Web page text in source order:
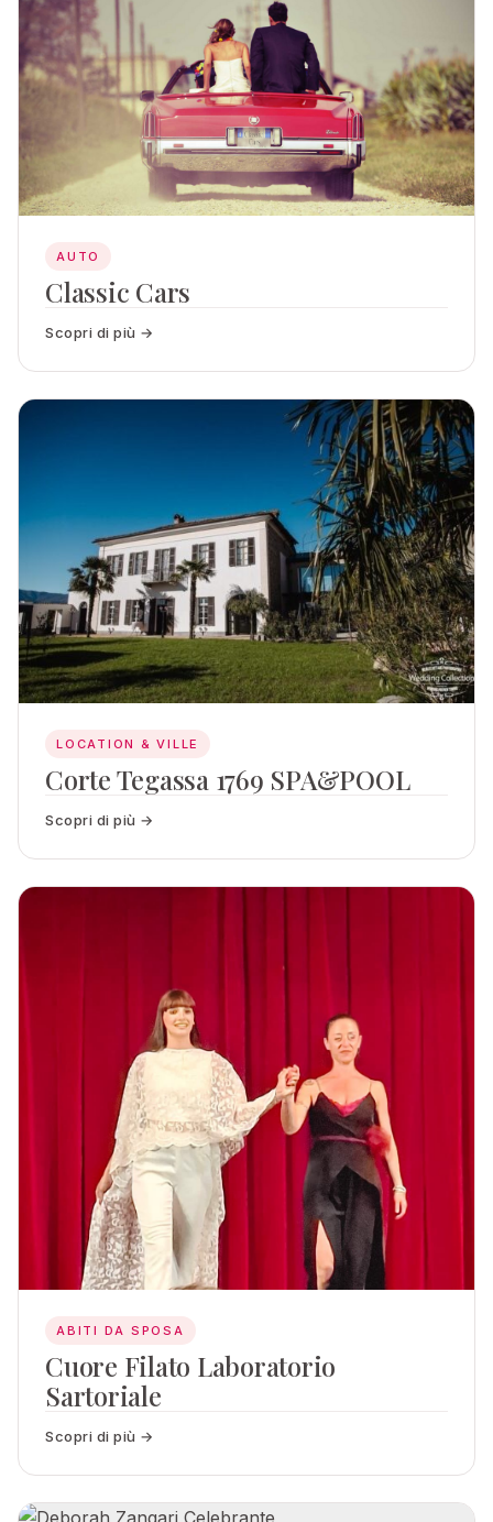
AUTO
Classic Cars
Scopri di più →
LOCATION & VILLE
Corte Tegassa 1769 SPA&POOL
Scopri di più →
ABITI DA SPOSA
Cuore Filato Laboratorio
Sartoriale
Scopri di più →